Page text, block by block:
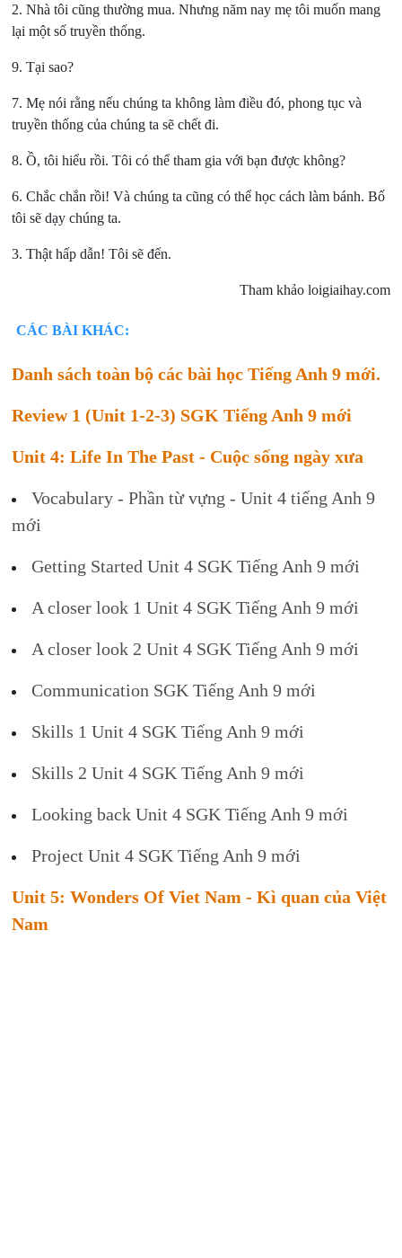
2. Nhà tôi cũng thường mua. Nhưng năm nay mẹ tôi muốn mang
lại một số truyền thống.
9. Tại sao?
7. Mẹ nói rằng nếu chúng ta không làm điều đó, phong tục và
truyền thống của chúng ta sẽ chết đi.
8. Ồ, tôi hiểu rồi. Tôi có thể tham gia với bạn được không?
6. Chắc chắn rồi! Và chúng ta cũng có thể học cách làm bánh. Bố
tôi sẽ dạy chúng ta.
3. Thật hấp dẫn! Tôi sẽ đến.
Tham khảo loigiaihay.com
CÁC BÀI KHÁC:
Danh sách toàn bộ các bài học Tiếng Anh 9 mới.
Review 1 (Unit 1-2-3) SGK Tiếng Anh 9 mới
Unit 4: Life In The Past - Cuộc sống ngày xưa
Vocabulary - Phần từ vựng - Unit 4 tiếng Anh 9
mới
Getting Started Unit 4 SGK Tiếng Anh 9 mới
A closer look 1 Unit 4 SGK Tiếng Anh 9 mới
A closer look 2 Unit 4 SGK Tiếng Anh 9 mới
Communication SGK Tiếng Anh 9 mới
Skills 1 Unit 4 SGK Tiếng Anh 9 mới
Skills 2 Unit 4 SGK Tiếng Anh 9 mới
Looking back Unit 4 SGK Tiếng Anh 9 mới
Project Unit 4 SGK Tiếng Anh 9 mới
Unit 5: Wonders Of Viet Nam - Kì quan của Việt
Nam